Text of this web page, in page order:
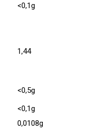
<0,1g
1,44
<0,5g
<0,1g
0,0108g